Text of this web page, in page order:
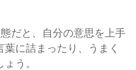
だと、自分の意思を上手
に詰まったり、うまく
う。